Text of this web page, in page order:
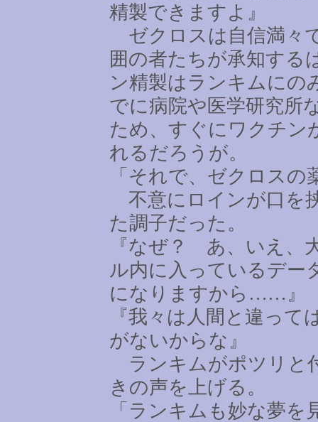
精製できますよ』
ゼクロスは自信満々
囲の者たちが承知する
ン精製はランキムにの
でに病院や医学研究所
ため、すぐにワクチン
れるだろうが。
「それで、ゼクロスの
不意にロインが口を
た調子だった。
『なぜ？ あ、いえ、
ル内に入っているデー
になりますから …… 』
『我々は人間と違っ
がないからな』
ランキムがポツリと
きの声を上げる。
「ランキムも妙な夢を